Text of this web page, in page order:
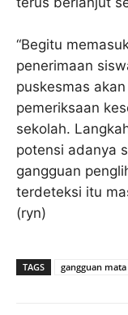
“Begitu
penerimaan
puskesmas
pemeriksaan
sekolah.
potensi adanya
gangguan
terdeteksi itu
(ryn)
TAGS gangguan mata